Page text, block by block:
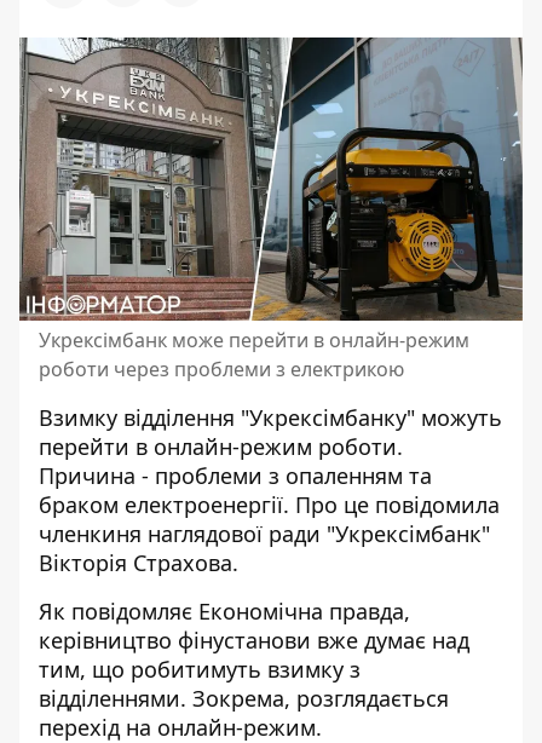
Укрексімбанк може перейти в онлайн-режим
роботи через проблеми з електрикою
Взимку відділення "Укрексімбанку" можуть
перейти в онлайн-режим роботи.
Причина - проблеми з опаленням та
браком електроенергії. Про це повідомила
членкиня наглядової ради "Укрексімбанк"
Вікторія Страхова.
Як повідомляє Економічна правда,
керівництво фінустанови вже думає над
тим, що робитимуть взимку з
відділеннями. Зокрема, розглядається
перехід на онлайн-режим.